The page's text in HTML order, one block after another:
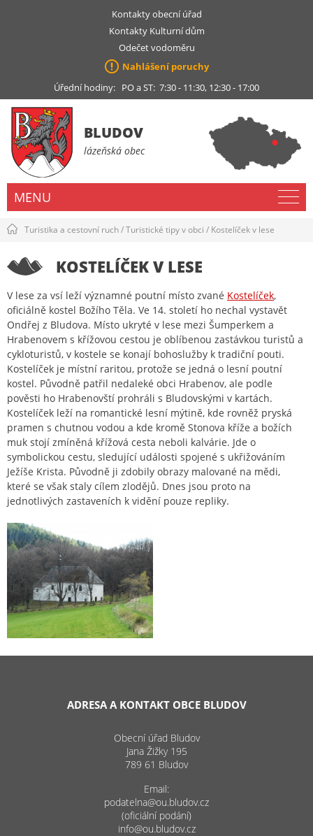
Kontakty obecní úřad
Kontakty Kulturní dům
Odečet vodoměru
Nahlášení poruchy
Úřední hodiny: PO a ST: 7:30 - 11:30, 12:30 - 17:00
BLUDOV
lázeňská obec
MENU
Turistika a cestovní ruch/Turistické tipy v obci / Kostelíček v lese
KOSTELÍČEK V LESE
V lese za vsí leží významné poutní místo zvané Kostelíček,
oficiálně kostel Božího Těla. Ve 14. století ho nechal vystavět
Ondřej z Bludova. Místo ukryté v lese mezi Šumperkem a
Hrabenovem s křížovou cestou je oblíbenou zastávkou turistů a
cykloturistů, v kostele se konají bohoslužby k tradiční pouti.
Kostelíček je místní raritou, protože se jedná o lesní poutní
kostel. Původně patřil nedaleké obci Hrabenov, ale podle
pověsti ho Hrabenovští prohráli s Bludovskými v kartách.
Kostelíček leží na romantické lesní mýtině, kde rovněž pryská
pramen s chutnou vodou a kde kromě Stonova kříže a božích
muk stojí zmíněná křížová cesta neboli kalvárie. Jde o
symbolickou cestu, sledující události spojené s ukřižováním
Ježíše Krista. Původně ji zdobily obrazy malované na mědi,
které se však staly cílem zlodějů. Dnes jsou proto na
jednotlivých zastaveních k vidění pouze repliky.
ADRESA A KONTAKT OBCE BLUDOV
Obecní úřad Bludov
Jana Žižky 195
789 61 Bludov
Email:
podatelna@ou.bludov.cz
(oficiální podání)
info@ou.bludov.cz